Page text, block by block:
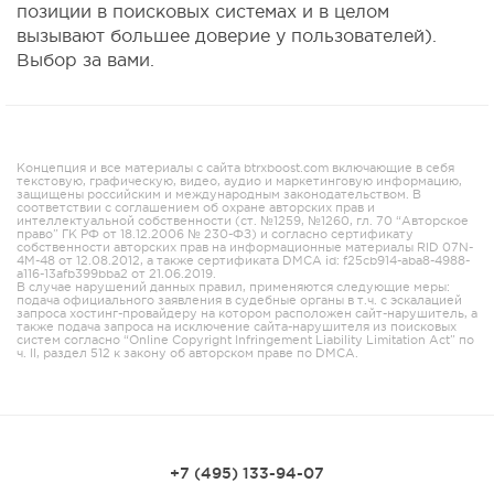
позиции в поисковых системах и в целом
вызывают большее доверие у пользователей).
Выбор за вами.
Концепция и все материалы с сайта btrxboost.com включающие в себя
текстовую, графическую, видео, аудио и маркетинговую информацию,
защищены российским и международным законодательством. В
соответствии с соглашением об охране авторских прав и
интеллектуальной собственности (ст. №1259, №1260, гл. 70 “Авторское
право” ГК РФ от 18.12.2006 № 230-ФЗ) и согласно сертификату
собственности авторских прав на информационные материалы RID 07N-
4M-48 от 12.08.2012, а также сертификата DMCA id: f25cb914-aba8-4988-
a116-13afb399bba2 от 21.06.2019.
В случае нарушений данных правил, применяются следующие меры:
подача официального заявления в судебные органы в т.ч. с эскалацией
запроса хостинг-провайдеру на котором расположен сайт-нарушитель, а
также подача запроса на исключение сайта-нарушителя из поисковых
систем согласно “Online Copyright Infringement Liability Limitation Act” по
ч. II, раздел 512 к закону об авторском праве по DMCA.
+7 (495) 133-94-07